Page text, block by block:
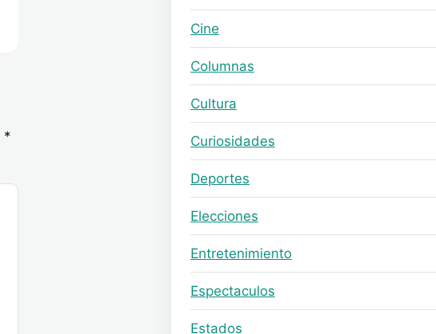
*
Cine
Columnas
Cultura
Curiosidades
Deportes
Elecciones
Entretenimiento
Espectaculos
Estados